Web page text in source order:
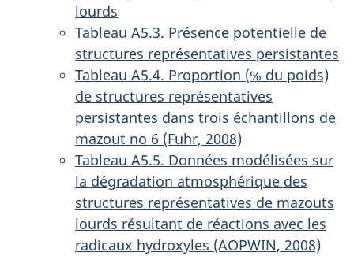
lourds
Tableau A5.3. Présence potentielle de
structures représentatives persistantes
Tableau A5.4. Proportion (% du poids)
de structures représentatives
persistantes dans trois échantillons de
mazout no 6 (Fuhr, 2008)
Tableau A5.5. Données modélisées sur
la dégradation atmosphérique des
structures représentatives de mazouts
lourds résultant de réactions avec les
radicaux hydroxyles (AOPWIN, 2008)